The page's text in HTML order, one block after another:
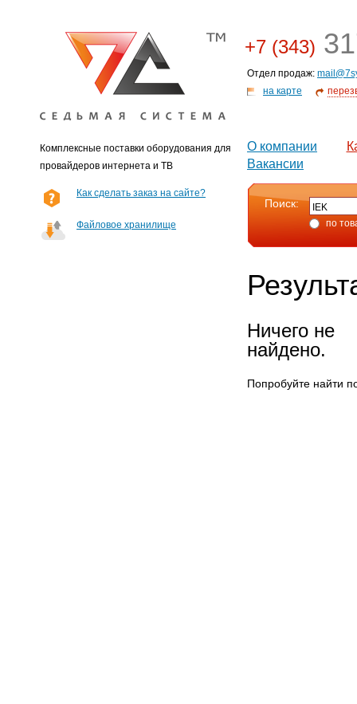
Комплексные поставки оборудования для
провайдеров интернета и ТВ
+7 (343)
Отдел продаж:
на карте
О компании
Вакансии
Как сделать заказ на сайте?
Файловое хранилище
Поиск:
по
Ничего не
найдено.
Попробуйте найти